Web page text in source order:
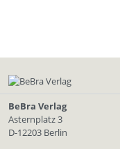
BeBra Verlag
Asternplatz 3
D-12203 Berlin